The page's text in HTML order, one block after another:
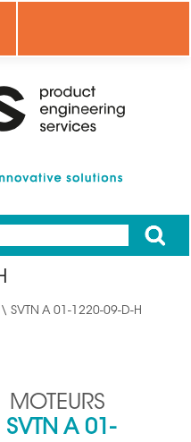
Apply
\ SVTN A 01-1220-09-D-H
MOTEURS
SVTN A 01-